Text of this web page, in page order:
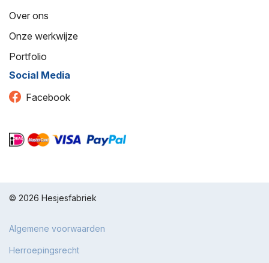
Over ons
Onze werkwijze
Portfolio
Social Media
Facebook
© 2026 Hesjesfabriek
Algemene voorwaarden
Herroepingsrecht